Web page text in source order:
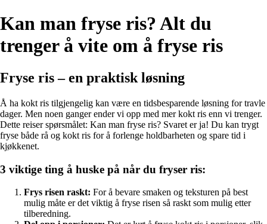
Kan man fryse ris? Alt du
trenger å vite om å fryse ris
Fryse ris – en praktisk løsning
Å ha kokt ris tilgjengelig kan være en tidsbesparende løsning for travle
dager. Men noen ganger ender vi opp med mer kokt ris enn vi trenger.
Dette reiser spørsmålet: Kan man fryse ris? Svaret er ja! Du kan trygt
fryse både rå og kokt ris for å forlenge holdbarheten og spare tid i
kjøkkenet.
3 viktige ting å huske på når du fryser ris:
Frys risen raskt: For å bevare smaken og teksturen på best
mulig måte er det viktig å fryse risen så raskt som mulig etter
tilberedning.